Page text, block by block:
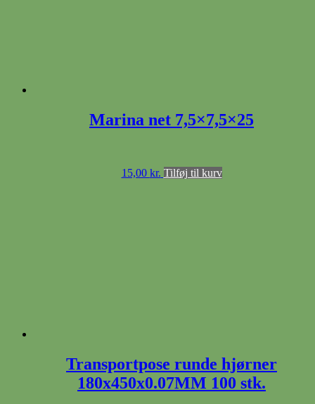
Marina net 7,5×7,5×25
15,00 kr. Tilføj til kurv
Transportpose runde hjørner
180x450x0.07MM 100 stk.